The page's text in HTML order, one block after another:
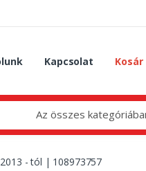
Kapcsolat Kosár
Az összes
- tól | 108973757